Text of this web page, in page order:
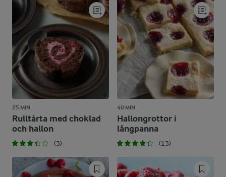
25 MIN
Rulltårta med choklad
och hallon
(3)
40 MIN
Hallongrottor i
långpanna
(13)